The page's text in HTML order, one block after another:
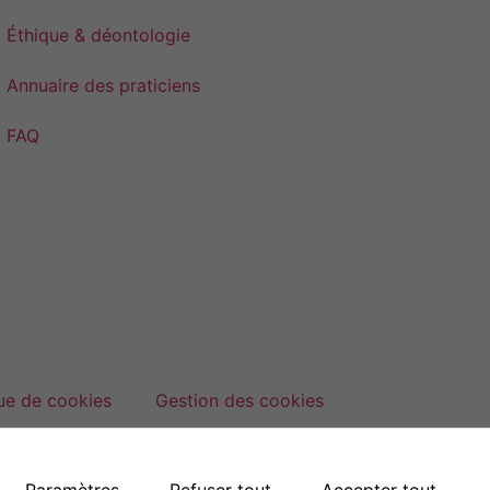
Éthique & déontologie
Annuaire des praticiens
FAQ
de cookies Gestion des cookies